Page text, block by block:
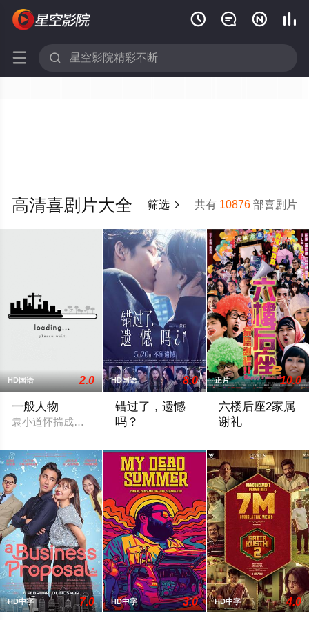
   
 
共有 10876 部喜剧片
高清喜剧片大全 筛选 
HD国语 2.0
一般人物
袁小道怀揣成为网红的梦想创作短视频，并与周小乙等人组建了
HD国语 8.0
错过了，遗憾
吗？
正片 10.0
六楼后座2家属
谢礼
HD中字 7.0 HD中字 3.0 HD中字 4.0